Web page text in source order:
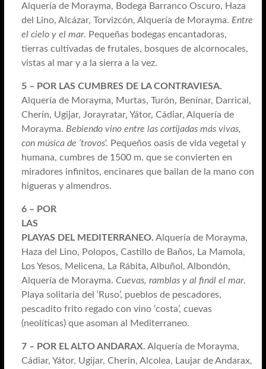
Alquería de Morayma, Bodega Barranco Oscuro, Haza
del Lino, Alcázar, Torvizcón, Alquería de Morayma. Entre
el cielo y el mar. Pequeñas bodegas encantadoras,
tierras cultivadas de frutales, bosques de alcornocales,
vistas al mar y a la sierra a la vez.
5 – POR LAS CUMBRES DE LA CONTRAVIESA.
Alquería de Morayma, Murtas, Turón, Benínar, Darrical,
Cherín, Ugijar, Jorayratar, Yátor, Cádiar, Alquería de
Morayma. Bebiendo vino entre las cortijadas más vivas,
con música de ‘trovos‘. Pequeños oasis de vida vegetal y
humana, cumbres de 1500 m. que se convierten en
miradores infinitos, encinares que bailan de la mano con
higueras y almendros.
6 – POR
LAS
PLAYAS DEL MEDITERRANEO. Alquería de Morayma,
Haza del Lino, Polopos, Castillo de Baños, La Mamola,
Los Yesos, Melicena, La Rábita, Albuñol, Albondón,
Alquería de Morayma. Cuevas, ramblas y al finál el mar.
Playa solitaria del ‘Ruso’, pueblos de pescadores,
pescadito frito regado con vino ‘costa’, cuevas
(neolíticas) que asoman al Mediterraneo.
7 – POR EL ALTO ANDARAX. Alquería de Morayma,
Cádiar, Yátor, Ugijar, Cherin, Alcolea, Laujar de Andarax,